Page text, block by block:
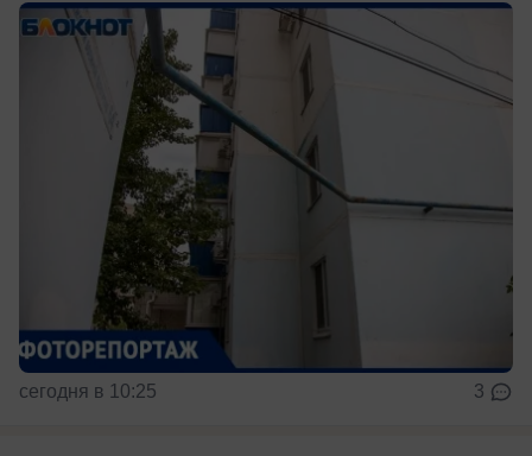
сегодня в 10:25 3